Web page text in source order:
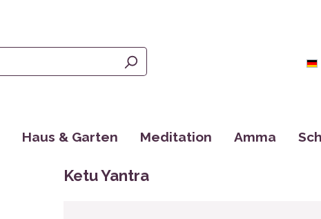
Haus & Garten Meditation Amma
SaatgutKetu Yantra